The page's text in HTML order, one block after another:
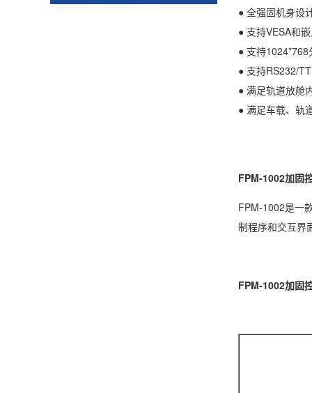
● 全强固机身设
● 支持VESA和
● 支持1024*768
● 支持RS232/
● 满足轨道放舱
● 满足车载、轨
FPM-1002加固
FPM-1002是一
制程序和交互界
FPM-1002加固